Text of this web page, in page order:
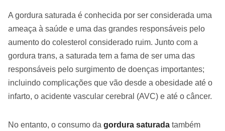
A gordura saturada é conhecida por ser considerada uma
ameaça à saúde e uma das grandes responsáveis pelo
aumento do colesterol considerado ruim. Junto com a
gordura trans, a saturada tem a fama de ser uma das
responsáveis pelo surgimento de doenças importantes;
incluindo complicações que vão desde a obesidade até o
infarto, o acidente vascular cerebral (AVC) e até o câncer.
No entanto, o consumo da gordura saturada também